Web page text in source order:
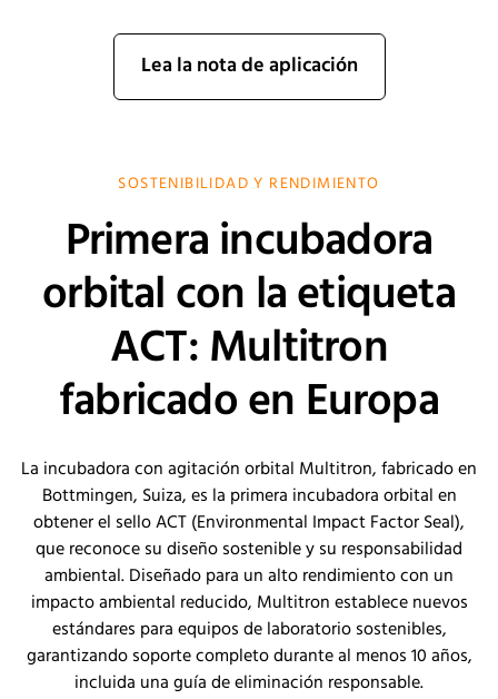
Lea la nota de aplicación
SOSTENIBILIDAD Y RENDIMIENTO
Primera incubadora
orbital con la etiqueta
ACT: Multitron
fabricado en Europa
La incubadora con agitación orbital Multitron, fabricado en
Bottmingen, Suiza, es la primera incubadora orbital en
obtener el sello ACT (Environmental Impact Factor Seal),
que reconoce su diseño sostenible y su responsabilidad
ambiental. Diseñado para un alto rendimiento con un
impacto ambiental reducido, Multitron establece nuevos
estándares para equipos de laboratorio sostenibles,
garantizando soporte completo durante al menos 10 años,
incluida una guía de eliminación responsable.